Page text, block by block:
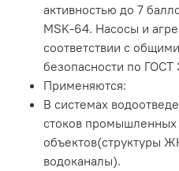
активностью до 7
MSK-64. Насосы и
соответствии с
безопасности по ГОСТ
Применяются:
В системах
стоков промышленных
объектов(структуры
водоканалы).